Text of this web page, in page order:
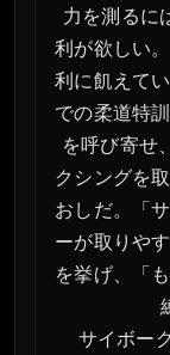
力を測るに
利が欲しい
利に飢えて
での柔道特
を呼び寄せ
クシングを
おしだ。「
ーが取りや
を挙げ、「
サイボー